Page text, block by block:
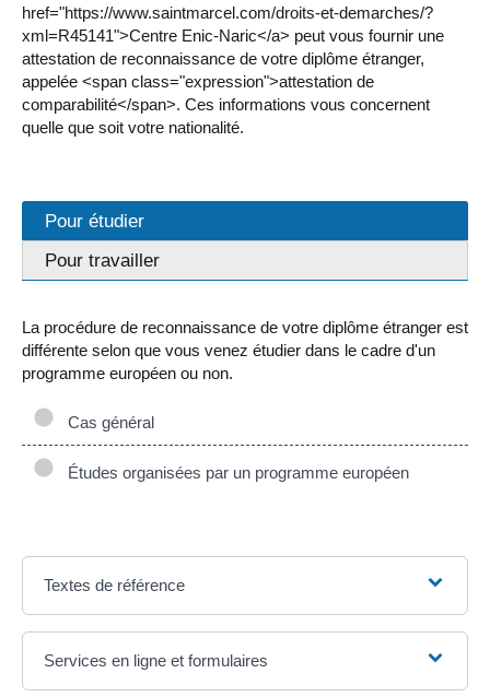
href="https://www.saintmarcel.com/droits-et-demarches/?
xml=R45141">Centre Enic-Naric</a> peut vous fournir une
attestation de reconnaissance de votre diplôme étranger,
appelée <span class="expression">attestation de
comparabilité</span>. Ces informations vous concernent
quelle que soit votre nationalité.
Pour étudier
Pour travailler
La procédure de reconnaissance de votre diplôme étranger est
différente selon que vous venez étudier dans le cadre d'un
programme européen ou non.
Cas général
Études organisées par un programme européen
Textes de référence
Services en ligne et formulaires